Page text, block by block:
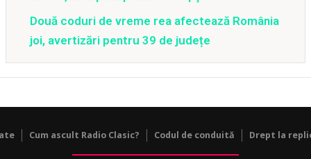
Două coduri de vreme rea afectează România
joi, avertizări pentru 39 de județe
Cum ascult Radio Clasic? Codul de conduită Drept la